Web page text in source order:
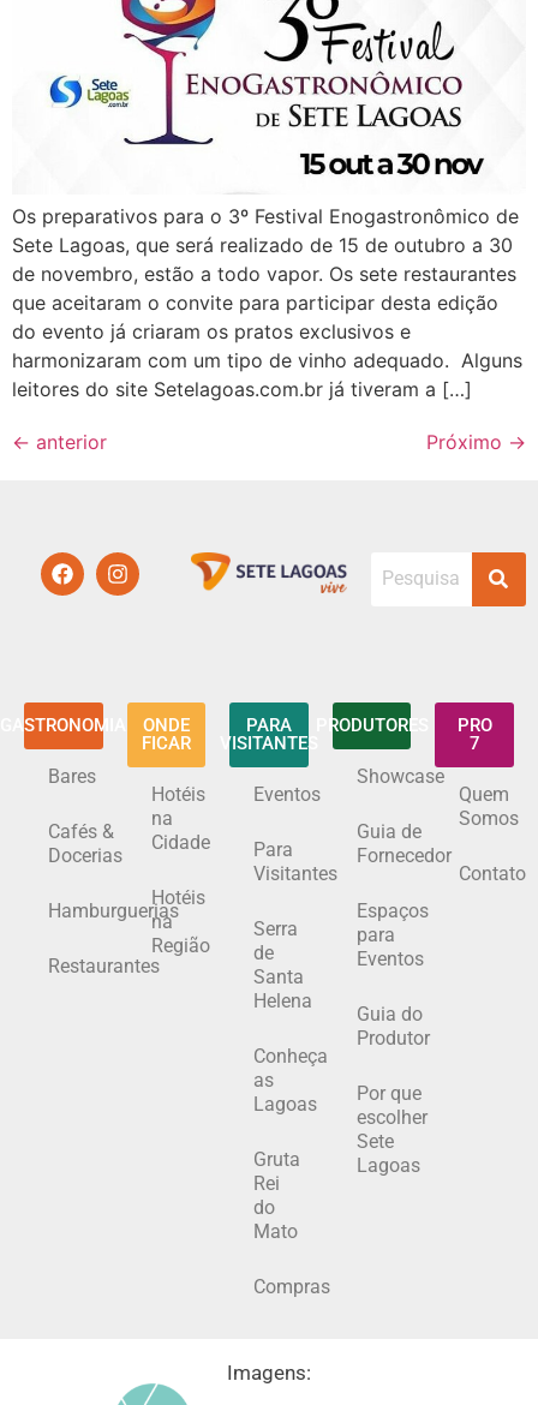
Os preparativos para o 3º Festival Enogastronômico de
Sete Lagoas, que será realizado de 15 de outubro a 30
de novembro, estão a todo vapor. Os sete restaurantes
que aceitaram o convite para participar desta edição
do evento já criaram os pratos exclusivos e
harmonizaram com um tipo de vinho adequado. Alguns
leitores do site Setelagoas.com.br já tiveram a […]
← anterior Próximo →
GASTRONOMIA
Bares
Cafés &
Docerias
Hamburguerias
Restaurantes
ONDE
FICAR
Hotéis
na
Cidade
Hotéis
na
Região
PARA
VISITANTES
Eventos
Para
Visitantes
Serra
de
Santa
Helena
Conheça
as
Lagoas
Gruta
Rei
do
Mato
Compras
PRODUTORES
Showcase
Guia de
Fornecedor
Espaços
para
Eventos
Guia do
Produtor
Por que
escolher
Sete
Lagoas
PRO
7
Quem
Somos
Contato
Imagens: